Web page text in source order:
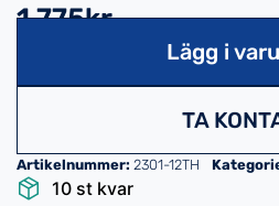
1,775kr
Lägg i
TA
Artikelnummer: 2301-12TH
10 st kvar